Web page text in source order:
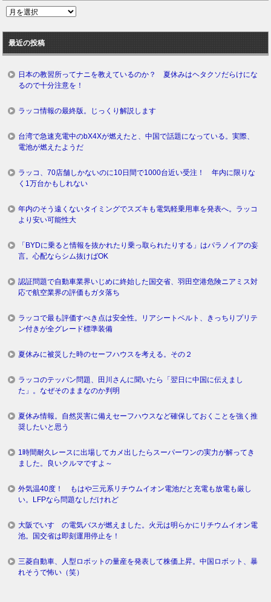
過
ロ
グ
最近の投稿
日本の教習所ってナニを教えているのか？ 夏休みはヘタクソだらけにな
るので十分注意を！
ラッコ情報の最終版。じっくり解説します
台湾で急速充電中のbX4Xが燃えたと、中国で話題になっている。実際、
電池が燃えたようだ
ラッコ、70店舗しかないのに10日間で1000台近い受注！ 年内に限りな
く1万台かもしれない
年内のそう遠くないタイミングでスズキも電気軽乗用車を発表へ。ラッコ
より安い可能性大
「BYDに乗ると情報を抜かれたり乗っ取られたりする」はパラノイアの妄
言。心配ならシム抜けばOK
認証問題で自動車業界いじめに終始した国交省、羽田空港危険ニアミス対
応で航空業界の評価もガタ落ち
ラッコで最も評価すべき点は安全性。リアシートベルト、きっちりプリテ
ン付きが全グレード標準装備
夏休みに被災した時のセーフハウスを考える。その２
ラッコのテッパン問題、田川さんに聞いたら「翌日に中国に伝えまし
た」。なぜそのままなのか判明
夏休み情報。自然災害に備えセーフハウスなど確保しておくことを強く推
奨したいと思う
1時間耐久レースに出場してカメ出したらスーパーワンの実力が解ってき
ました。良いクルマですよ～
外気温40度！ もはや三元系リチウムイオン電池だと充電も放電も厳し
い。LFPなら問題なしだけれど
大阪でいすゞの電気バスが燃えました。火元は明らかにリチウムイオン電
池。国交省は即刻運用停止を！
三菱自動車、人型ロボットの量産を発表して株価上昇。中国ロボット、暴
れそうで怖い（笑）